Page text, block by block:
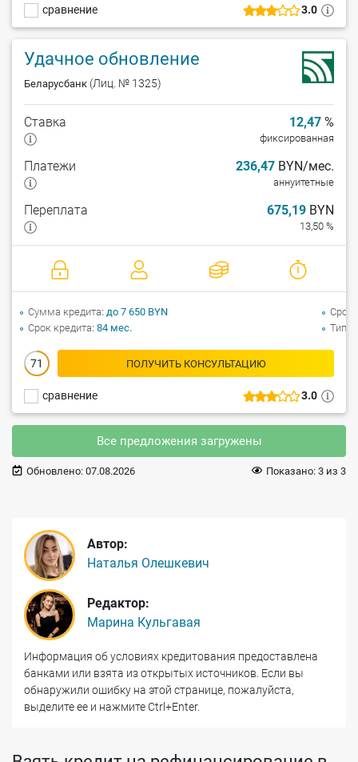
3.0
сравнение
Удачное обновление
Беларусбанк (Лиц. № 1325)
3.0
сравнение
Ставка 12,47 %
фиксированная
Платежи 236,47 BYN/мес.
аннуитетные
Переплата 675,19 BYN
13,50 %
71 ПОЛУЧИТЬ КОНСУЛЬТАЦИЮ
Сумма кредита до 7 650 BYN
Срок кредита 84 мес.
Срок
Тип
Все предложения загружены
Обновлено: 07.08.2026 Показано: 3 из 3
Автор:
Наталья Олешкевич
Редактор:
Марина Кульгавая
Информация об условиях кредитования предоставлена
банками или взята из открытых источников. Если вы
обнаружили ошибку на этой странице, пожалуйста,
выделите ее и нажмите Ctrl+Enter.